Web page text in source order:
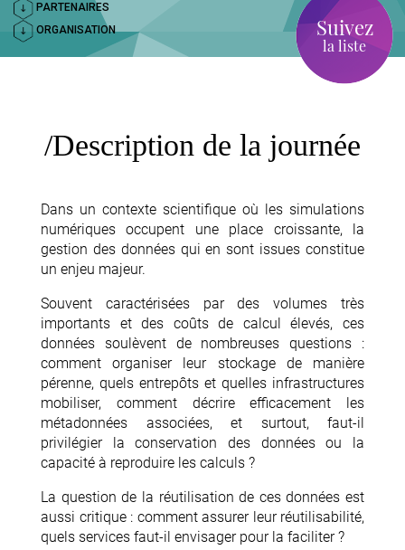
PARTENAIRES
ORGANISATION
Suivez
la liste
Description de la journée
Dans un contexte scientifique où les simulations
numériques occupent une place croissante, la
gestion des données qui en sont issues constitue
un enjeu majeur.
Souvent caractérisées par des volumes très
importants et des coûts de calcul élevés, ces
données soulèvent de nombreuses questions :
comment organiser leur stockage de manière
pérenne, quels entrepôts et quelles infrastructures
mobiliser, comment décrire efficacement les
métadonnées associées, et surtout, faut-il
privilégier la conservation des données ou la
capacité à reproduire les calculs ?
La question de la réutilisation de ces données est
aussi critique : comment assurer leur réutilisabilité,
quels services faut-il envisager pour la faciliter ?